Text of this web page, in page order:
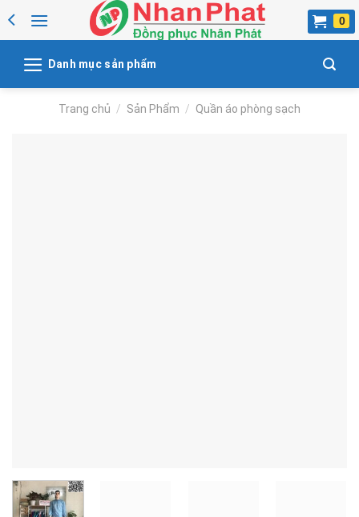
to
Danh mục sản phẩm
Trang chủ / Sản Phẩm / Quần áo phòng sạch